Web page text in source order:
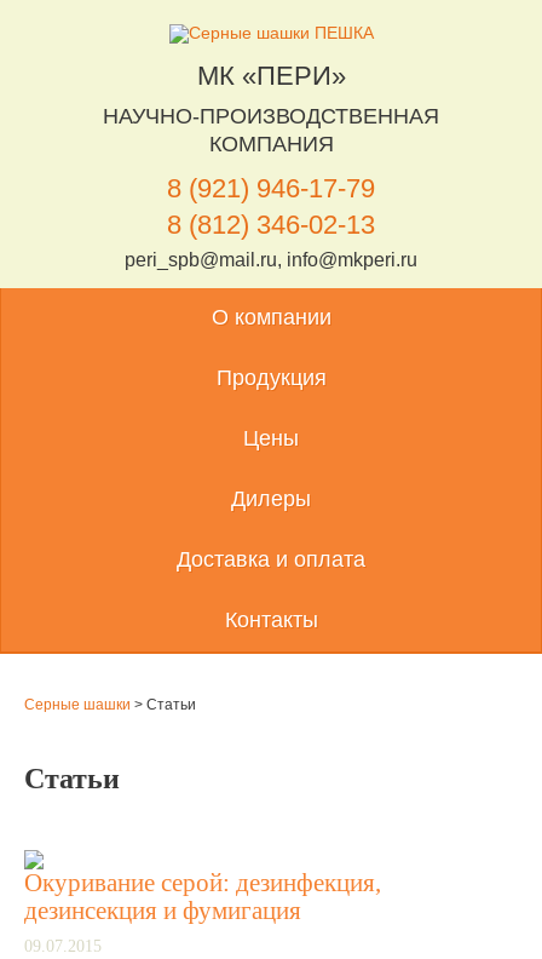
МК «ПЕРИ»
НАУЧНО-ПРОИЗВОДСТВЕННАЯ
КОМПАНИЯ
8 (921) 946-17-79
8 (812) 346-02-13
peri_spb@mail.ru, info@mkperi.ru
О компании
Продукция
Цены
Дилеры
Доставка и оплата
Контакты
Серные шашки > Статьи
Статьи
Окуривание серой: дезинфекция,
дезинсекция и фумигация
09.07.2015